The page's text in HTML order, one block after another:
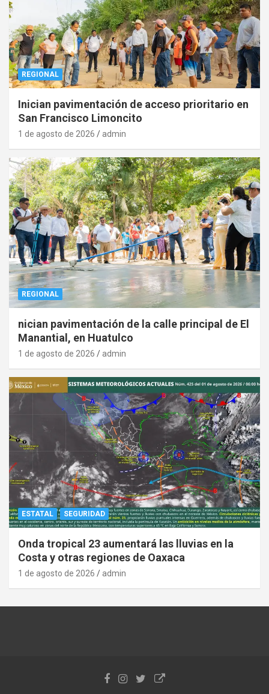
REGIONAL
Inician pavimentación de acceso prioritario en
San Francisco Limoncito
1 de agosto de 2026 admin
REGIONAL
nician pavimentación de la calle principal de El
Manantial, en Huatulco
1 de agosto de 2026 admin
ESTATAL SEGURIDAD
Onda tropical 23 aumentará las lluvias en la
Costa y otras regiones de Oaxaca
1 de agosto de 2026 admin